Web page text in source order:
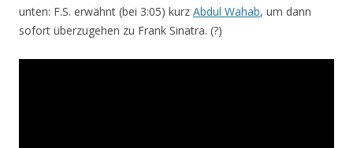
unten: F.S. erwähnt (bei 3:05) kurz Abdul Wahab, um dann
sofort überzugehen zu Frank Sinatra. (?)